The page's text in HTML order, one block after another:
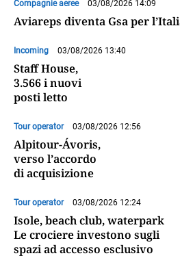
Compagnie aeree 03/08/2026 14:09
Aviareps diventa Gsa per
Incoming 03/08/2026 13:40
Staff House,
3.566 i nuovi
posti letto
Tour operator 03/08/2026 12:56
Alpitour-Ávoris,
verso l’accordo
di acquisizione
Tour operator 03/08/2026 12:24
Isole, beach club, waterpark
Le crociere investono sugli
spazi ad accesso esclusivo